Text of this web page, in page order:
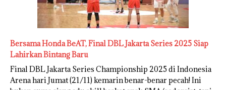
Bersama Honda BeAT, Final DBL Jakarta Series 2025 Siap
Lahirkan Bintang Baru
Final DBL Jakarta Series Championship 2025 di Indonesia
Arena hari Jumat (21/11) kemarin benar-benar pecah! Ini